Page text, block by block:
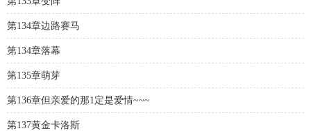
第134章边路赛马
第134章落幕
第135章萌芽
第136章但亲爱的那1定是爱情~~~
第137黄金卡洛斯